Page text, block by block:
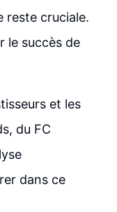
reste cruciale.
le succès de
et les
du FC
dans ce